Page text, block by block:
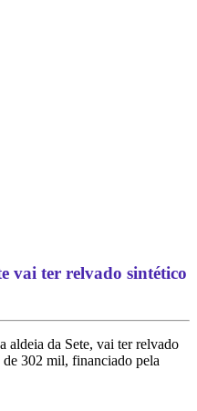
vai ter relvado sintético
aldeia da Sete, vai ter relvado
302 mil, financiado pela